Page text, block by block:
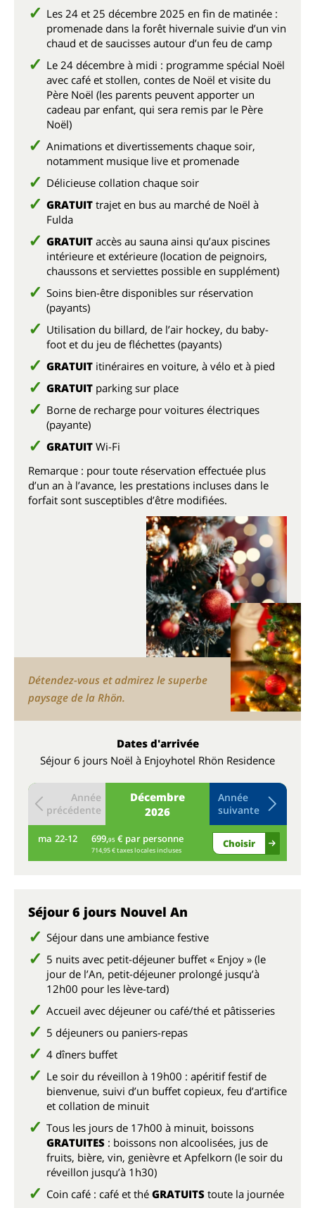
Les 24 et 25 décembre 2025 en fin de matinée :
promenade dans la forêt hivernale suivie d’un vin
chaud et de saucisses autour d’un feu de camp
Le 24 décembre à midi : programme spécial Noël
avec café et stollen, contes de Noël et visite du
Père Noël (les parents peuvent apporter un
cadeau par enfant, qui sera remis par le Père
Noël)
Animations et divertissements chaque soir,
notamment musique live et promenade
Délicieuse collation chaque soir
GRATUIT trajet en bus au marché de Noël à
Fulda
GRATUIT accès au sauna ainsi qu’aux piscines
intérieure et extérieure (location de peignoirs,
chaussons et serviettes possible en supplément)
Soins bien-être disponibles sur réservation
(payants)
Utilisation du billard, de l’air hockey, du baby-
foot et du jeu de fléchettes (payants)
GRATUIT itinéraires en voiture, à vélo et à pied
GRATUIT parking sur place
Borne de recharge pour voitures électriques
(payante)
GRATUIT Wi-Fi
Remarque : pour toute réservation effectuée plus
d’un an à l’avance, les prestations incluses dans le
forfait sont susceptibles d’être modifiées.
Détendez-vous et admirez le superbe
paysage de la Rhön.
Dates d'arrivée
Séjour 6 jours Noël à Enjoyhotel Rhön Residence
Décembre
2026
Année
précédente
Année
suivante
ma 22-12 699,95 € par personne
714,95 € taxes locales incluses
Choisir
Séjour 6 jours Nouvel An
Séjour dans une ambiance festive
5 nuits avec petit-déjeuner buffet « Enjoy » (le
jour de l’An, petit-déjeuner prolongé jusqu’à
12h00 pour les lève-tard)
Accueil avec déjeuner ou café/thé et pâtisseries
5 déjeuners ou paniers-repas
4 dîners buffet
Le soir du réveillon à 19h00 : apéritif festif de
bienvenue, suivi d’un buffet copieux, feu d’artifice
et collation de minuit
Tous les jours de 17h00 à minuit, boissons
GRATUITES : boissons non alcoolisées, jus de
fruits, bière, vin, genièvre et Apfelkorn (le soir du
réveillon jusqu’à 1h30)
Coin café : café et thé GRATUITS toute la journée